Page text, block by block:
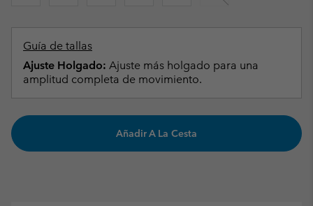
Guía de tallas
Ajuste Holgado: Ajuste más holgado para una
amplitud completa de movimiento.
Añadir A La Cesta